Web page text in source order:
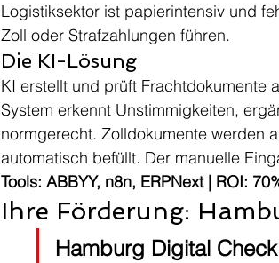
Logistiksektor ist papierintensiv und
Zoll oder Strafzahlungen führen.
Die KI-Lösung
KI erstellt und prüft Frachtdokumente
System erkennt Unstimmigkeiten,
normgerecht. Zolldokumente werden
automatisch befüllt. Der manuelle
Tools: ABBYY, n8n, ERPNext | ROI:
Ihre Förderung:
Hamburg Digital